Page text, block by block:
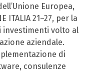
Europea,
ITALIA 21–27, per la
investimenti volto al
aziendale.
di
consulenze